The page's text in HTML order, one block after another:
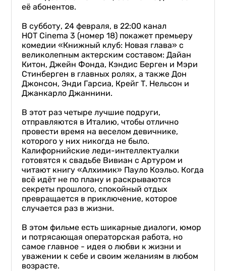
её абонентов.
В субботу, 24 февраля, в 22:00 канал
HOT Cinema 3 (номер 18) покажет премьеру
комедии «Книжный клуб: Новая глава» с
великолепным актерским составом: Дайан
Китон, Джейн Фонда, Кэндис Берген и Мэри
Стинберген в главных ролях, а также Дон
Джонсон, Энди Гарсиа, Крейг Т. Нельсон и
Джанкарло Джаннини.
В этот раз четыре лучшие подруги,
отправляются в Италию, чтобы отлично
провести время на веселом девичнике,
которого у них никогда не было.
Калифорнийские леди-интеллектуалки
готовятся к свадьбе Вивиан с Артуром и
читают книгу «Алхимик» Пауло Коэльо. Когда
всё идёт не по плану и раскрываются
секреты прошлого, спокойный отдых
превращается в приключение, которое
случается раз в жизни.
В этом фильме есть шикарные диалоги, юмор
и потрясающая операторская работа, но
самое главное - идея о любви к жизни и
уважении к себе и своим желаниям в любом
возрасте.